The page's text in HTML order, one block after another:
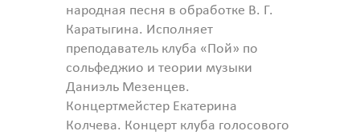
народная песня в обработке В. Г.
Каратыгина. Исполняет
преподаватель клуба «Пой» по
сольфеджио и теории музыки
Даниэль Мезенцев.
Концертмейстер Екатерина
Колчева. Концерт клуба голосового